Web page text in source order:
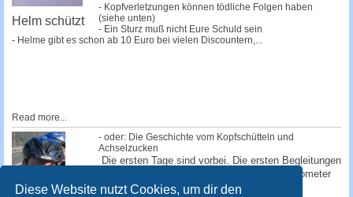
Diese Website nutzt Cookies, um dir den
Helm schützt
- Kopfverletzungen können tödliche Folgen haben
(siehe unten)
- Ein Sturz muß nicht Eure Schuld sein
- Helme gibt es schon ab 10 Euro bei vielen Discountern,...
Read more...
- oder: Die Geschichte vom Kopfschütteln und
Achselzucken
Die ersten Tage sind vorbei. Die ersten Begleitungen
haben uns verlassen. Schon nach einem Kilometer
sind die ersten abgesprungen, einige...